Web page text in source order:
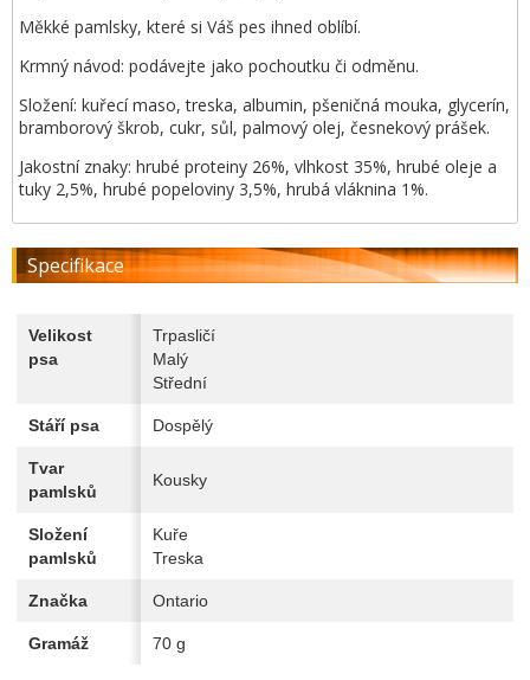
Měkké pamlsky, které si Váš pes ihned oblíbí.
Krmný návod: podávejte jako pochoutku či odměnu.
Složení: kuřecí maso, treska, albumin, pšeničná mouka, glycerín,
bramborový škrob, cukr, sůl, palmový olej, česnekový prášek.
Jakostní znaky: hrubé proteiny 26%, vlhkost 35%, hrubé oleje a
tuky 2,5%, hrubé popeloviny 3,5%, hrubá vláknina 1%.
Specifikace
Velikost
psa
Trpasličí
Malý
Střední
Stáří psa Dospělý
Tvar
pamlsků
Kousky
Složení
pamlsků
Kuře
Treska
Značka Ontario
Gramáž 70 g